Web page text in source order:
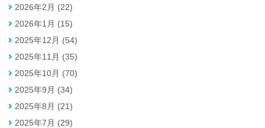
2026年2月 (22)
2026年1月 (15)
2025年12月 (54)
2025年11月 (35)
2025年10月 (70)
2025年9月 (34)
2025年8月 (21)
2025年7月 (29)